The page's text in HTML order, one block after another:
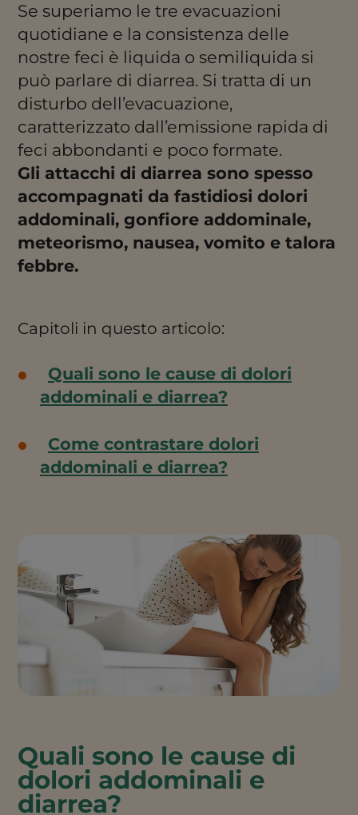
Se superiamo le tre evacuazioni
quotidiane e la consistenza delle
nostre feci è liquida o semiliquida si
può parlare di diarrea. Si tratta di un
disturbo dell’evacuazione,
caratterizzato dall’emissione rapida di
feci abbondanti e poco formate.
Gli attacchi di diarrea sono spesso
accompagnati da fastidiosi dolori
addominali, gonfiore addominale,
meteorismo, nausea, vomito e talora
febbre.
Capitoli in questo articolo:
Quali sono le cause di dolori
addominali e diarrea?
Come contrastare dolori
addominali e diarrea?
Quali sono le cause di
dolori addominali e
diarrea?